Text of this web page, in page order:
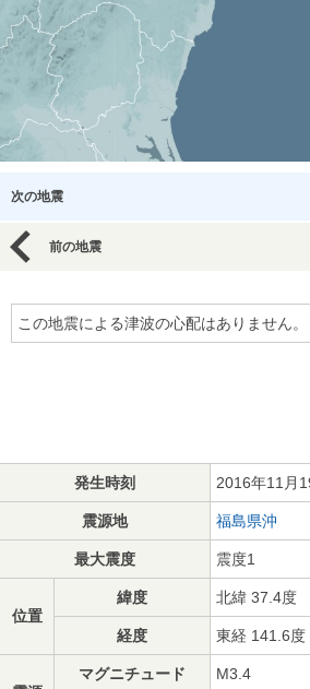
次の地震
前の地震
この地震による津波の心配はありません。
発生時刻 2016年11月
震源地 福島県沖
最大震度 震度1
位置
緯度 北緯 37.4度
経度 東経 141.6度
マグニチュード M3.4